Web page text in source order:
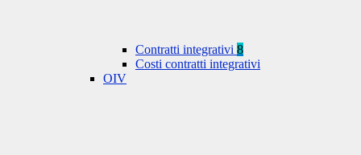
Contratti integrativi 8
Costi contratti integrativi
OIV